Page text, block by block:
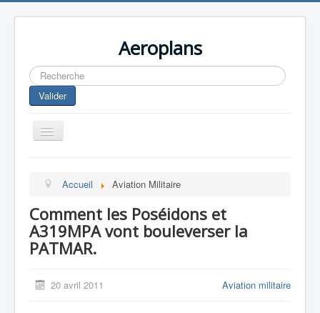
Aeroplans
Rechercher
Valider
Toggle
Navigation
Aviation Commerciale
Aviation d'Affaire
Aviation Militaire
Drones
Accueil Aviation Militaire
Comment les Poséidons et
A319MPA vont bouleverser la
PATMAR.
20 avril 2011 Aviation militaire